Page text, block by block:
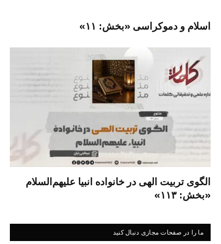
اسلام و دموکراسی «بخش: ۱۱»
الگوی تربیت الهی در خانواده انبیا‌‌ علیهم‌السلام
«بخش: ۱۱۳»
ما را در صفحات مجازی دنبال کنید